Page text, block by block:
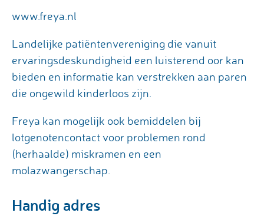
www.freya.nl
Landelijke patiëntenvereniging die vanuit
ervaringsdeskundigheid een luisterend oor kan
bieden en informatie kan verstrekken aan paren
die ongewild kinderloos zijn.
Freya kan mogelijk ook bemiddelen bij
lotgenotencontact voor problemen rond
(herhaalde) miskramen en een
molazwangerschap.
Handig adres